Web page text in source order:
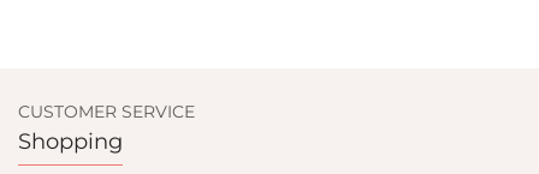
CUSTOMER SERVICE
Shopping